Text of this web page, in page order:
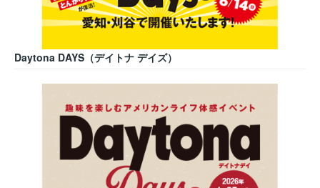
Daytona DAYS（デイトナ デイズ）